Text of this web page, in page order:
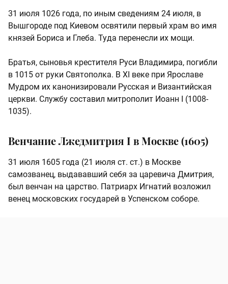
31 июля 1026 года, по иным сведениям 24 июля, в
Вышгороде под Киевом освятили первый храм во имя
князей Бориса и Глеба. Туда перенесли их мощи.
Братья, сыновья крестителя Руси Владимира, погибли
в 1015 от руки Святополка. В XI веке при Ярославе
Мудром их канонизировали Русская и Византийская
церкви. Службу составил митрополит Иоанн I (1008-
1035).
Венчание Лжедмитрия I в Москве (1605)
31 июля 1605 года (21 июля ст. ст.) в Москве
самозванец, выдававший себя за царевича Дмитрия,
был венчан на царство. Патриарх Игнатий возложил
венец московских государей в Успенском соборе.